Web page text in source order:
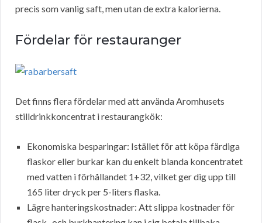
precis som vanlig saft, men utan de extra kalorierna.
Fördelar för restauranger
Det finns flera fördelar med att använda Aromhusets
stilldrinkkoncentrat i restaurangkök:
Ekonomiska besparingar: Istället för att köpa färdiga
flaskor eller burkar kan du enkelt blanda koncentratet
med vatten i förhållandet 1+32, vilket ger dig upp till
165 liter dryck per 5-liters flaska.
Lägre hanteringskostnader: Att slippa kostnader för